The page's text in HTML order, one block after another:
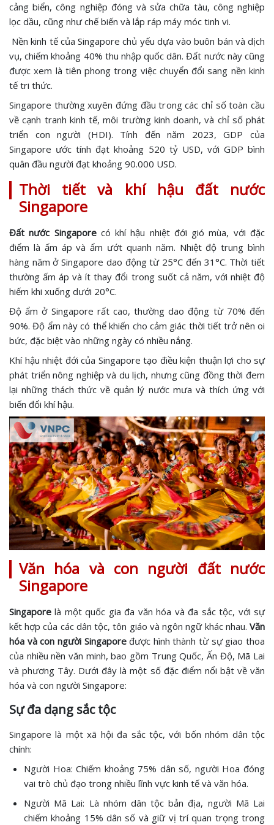
cảng biển, công nghiệp đóng và sửa chữa tàu, công nghiệp
lọc dầu, cũng như chế biến và lắp ráp máy móc tinh vi.
Nền kinh tế của Singapore chủ yếu dựa vào buôn bán và dịch
vụ, chiếm khoảng 40% thu nhập quốc dân. Đất nước này cũng
được xem là tiên phong trong việc chuyển đổi sang nền kinh
tế tri thức.
Singapore thường xuyên đứng đầu trong các chỉ số toàn cầu
về cạnh tranh kinh tế, môi trường kinh doanh, và chỉ số phát
triển con người (HDI). Tính đến năm 2023, GDP của
Singapore ước tính đạt khoảng 520 tỷ USD, với GDP bình
quân đầu người đạt khoảng 90.000 USD.
Thời tiết và khí hậu đất nước
Singapore
Đất nước Singaporecó khí hậu nhiệt đới gió mùa, với đặc
điểm là ấm áp và ẩm ướt quanh năm. Nhiệt độ trung bình
hàng năm ở Singapore dao động từ 25°C đến 31°C. Thời tiết
thường ấm áp và ít thay đổi trong suốt cả năm, với nhiệt độ
hiếm khi xuống dưới 20°C.
Độ ẩm ở Singapore rất cao, thường dao động từ 70% đến
90%. Độ ẩm này có thể khiến cho cảm giác thời tiết trở nên oi
bức, đặc biệt vào những ngày có nhiều nắng.
Khí hậu nhiệt đới của Singapore tạo điều kiện thuận lợi cho sự
phát triển nông nghiệp và du lịch, nhưng cũng đồng thời đem
lại những thách thức về quản lý nước mưa và thích ứng với
biến đổi khí hậu.
Văn hóa và con người đất nước
Singapore
Singaporelà một quốc gia đa văn hóa và đa sắc tộc, với sự
kết hợp của các dân tộc, tôn giáo và ngôn ngữ khác nhau. Văn
hóa và con người Singapoređược hình thành từ sự giao thoa
của nhiều nền văn minh, bao gồm Trung Quốc, Ấn Độ, Mã Lai
và phương Tây. Dưới đây là một số đặc điểm nổi bật về văn
hóa và con người Singapore:
Sự đa dạng sắc tộc
Singapore là một xã hội đa sắc tộc, với bốn nhóm dân tộc
chính:
Người Hoa: Chiếm khoảng 75% dân số, người Hoa đóng
vai trò chủ đạo trong nhiều lĩnh vực kinh tế và văn hóa.
Người Mã Lai: Là nhóm dân tộc bản địa, người Mã Lai
chiếm khoảng 15% dân số và giữ vị trí quan trọng trong